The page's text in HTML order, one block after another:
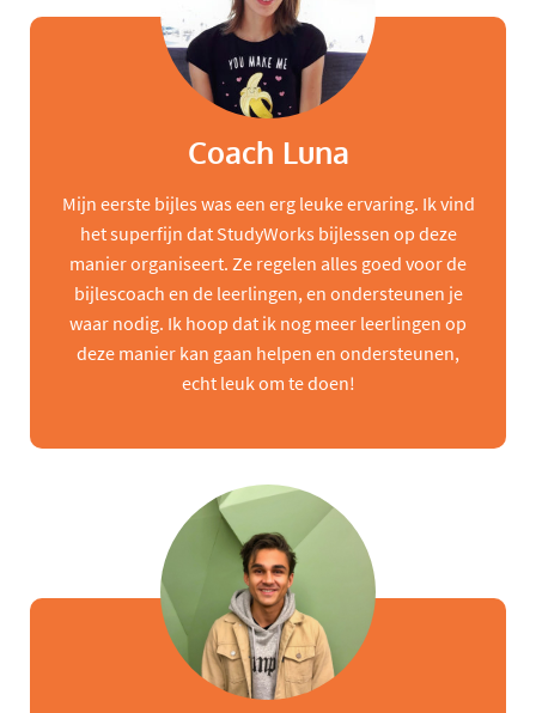
Coach Luna
Mijn eerste bijles was een erg leuke ervaring. Ik vind
het superfijn dat StudyWorks bijlessen op deze
manier organiseert. Ze regelen alles goed voor de
bijlescoach en de leerlingen, en ondersteunen je
waar nodig. Ik hoop dat ik nog meer leerlingen op
deze manier kan gaan helpen en ondersteunen,
echt leuk om te doen!